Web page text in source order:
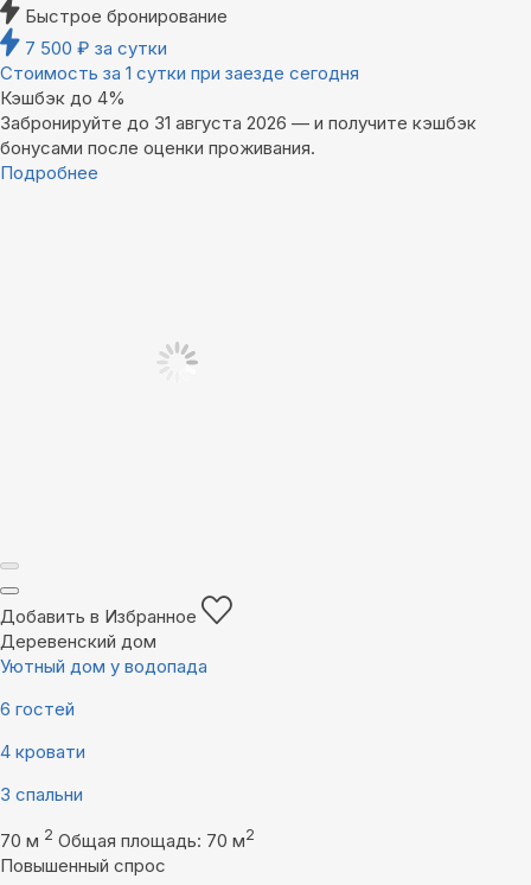
Быстрое бронирование
7 500 ₽ за сутки
Стоимость за 1 сутки при заезде сегодня
Кэшбэк до 4%
Забронируйте до 31 августа 2026 — и получите кэшбэк
бонусами после оценки проживания.
Подробнее
Добавить в Избранное
Деревенский дом
Уютный дом у водопада
6 гостей
4 кровати
3 спальни
70 м 2 Общая площадь: 70 м2
Повышенный спрос